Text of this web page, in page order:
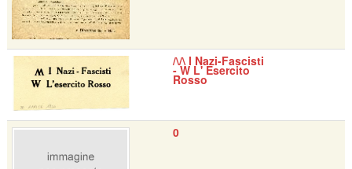
/\/\ I Nazi-Fascisti
- W L' Esercito
Rosso
0